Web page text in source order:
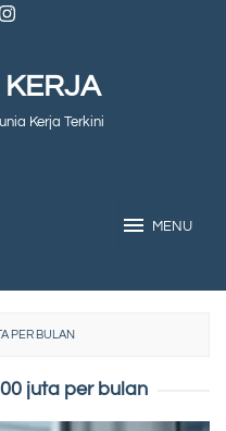
KERJA
Kerja Terkini
MENU
PER BULAN
juta per bulan